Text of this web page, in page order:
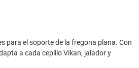
para el soporte de la fregona plana. Con
a cada cepillo Vikan, jalador y